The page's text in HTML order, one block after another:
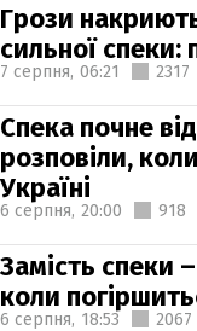
Грози
сильної спеки:
7 серпня, 06:21 2317
Спека почне
розповіли,
Україні
6 серпня, 20:00 918
Замість спеки
коли
6 серпня, 18:53 2067